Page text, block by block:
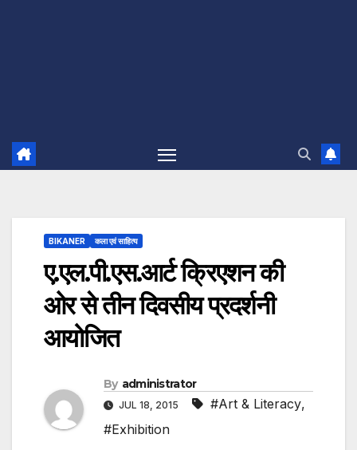
BIKANER कला एवं साहित्य
ए.एल.पी.एस.आर्ट क्रिएशन की
ओर से तीन दिवसीय प्रदर्शनी
आयोजित
By administrator
JUL 18, 2015 #Art & Literacy,
#Exhibition